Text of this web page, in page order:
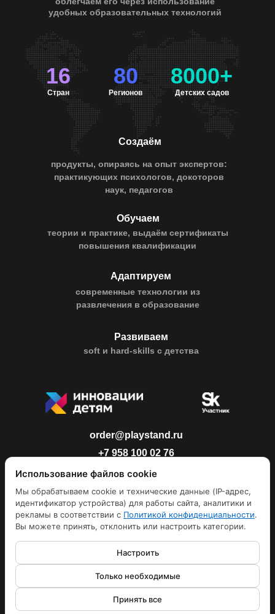
Создаём
16 80 8000+
Стран Регионов Детских садов
удобных образовательных технологий
продукты, опираясь на опыт экспертов:
практикующих психологов, докоторов
наук, педагогов
Адаптируем
современные технологии из
развлечения в образование
Развиваем
soft и hard-skills с детства
Обучаем
теории и практике, выдаём сертификаты
повышения квалификации
ООО "СТЕНДАП ИННОВАЦИИ"
ИНН 7448159903 ОГРН 1137448006376
г. Челябинск, ул. Цвиллинга,16
Контакты
Политика конфиденциальности
order@playstand.ru
+7 958 100 02 76
Использование файлов cookie
Мы обрабатываем cookie и технические данные (IP-адрес,
идентификатор устройства) для работы сайта, аналитики и
рекламы в соответствии с Политикой конфиденциальности.
Вы можете принять, отклонить или настроить категории.
Настроить
Только необходимые
Принять все